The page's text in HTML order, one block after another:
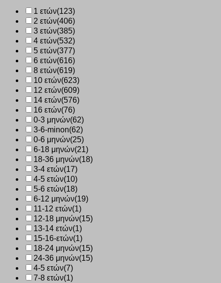
ποσότητα
1 ετών(123)
2 ετών(406)
3 ετών(385)
4 ετών(532)
5 ετών(377)
6 ετών(616)
8 ετών(619)
10 ετών(623)
12 ετών(609)
14 ετών(576)
16 ετών(76)
0-3 μηνών(62)
3-6-minon(62)
0-6 μηνών(25)
6-18 μηνών(21)
18-36 μηνών(18)
3-4 ετών(17)
4-5 ετών(10)
5-6 ετών(18)
6-12 μηνών(19)
11-12 ετών(1)
12-18 μηνών(15)
13-14 ετών(1)
15-16-ετών(1)
18-24 μηνών(15)
24-36 μηνών(15)
4-5 ετών(7)
7-8 ετών(1)